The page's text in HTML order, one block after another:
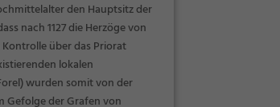
den Hauptsitz der
nach 1127 die Herzöge von
über das Priorat
lokalen
wurden somit von der
Gefolge der Grafen von